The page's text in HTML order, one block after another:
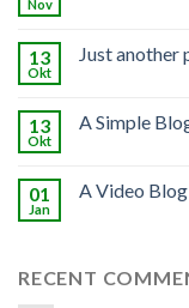
Nov
13
Okt
Just another
13
Okt
A Simple
01
Jan
A Video
RECENT